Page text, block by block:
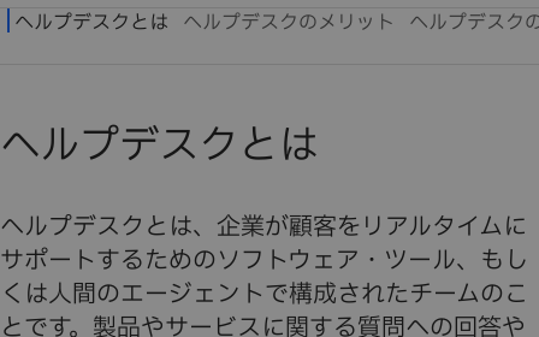
ヘルプデスクとは
ヘルプデスクとは、企業が顧客をリアルタイムに
サポートするためのソフトウェア・ツール、もし
くは人間のエージェントで構成されたチームのこ
とです。製品やサービスに関する質問への回答や